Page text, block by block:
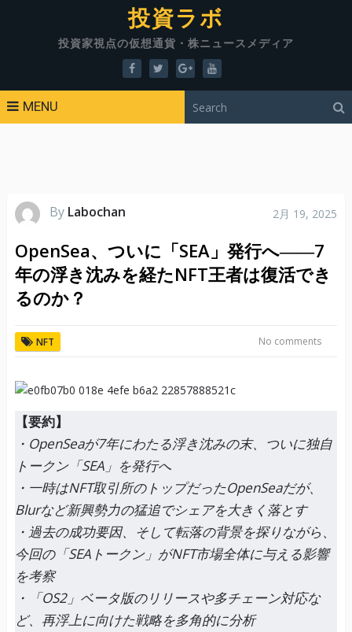
投資ラボ
投資家視点の仮想通貨・株ニュースメディア
MENU
By Labochan 2月 19, 2025
OpenSea、ついに「SEA」発行へ――7
年の浮き沈みを経たNFT王者は復活でき
るのか？
NFT No comments
【要約】
・OpenSeaが7年にわたる浮き沈みの末、ついに独自
トークン「SEA」を発行へ
・一時はNFT取引所のトップだったOpenSeaだが、
Blurなど新興勢力の猛追でシェアを大きく落とす
・過去の成功要因、そして転落の背景を探りながら、
今回の「SEAトークン」がNFT市場全体に与える影響
を考察
・「OS2」ベータ版のリリースや多チェーン対応な
ど、再浮上に向けた戦略を多角的に分析